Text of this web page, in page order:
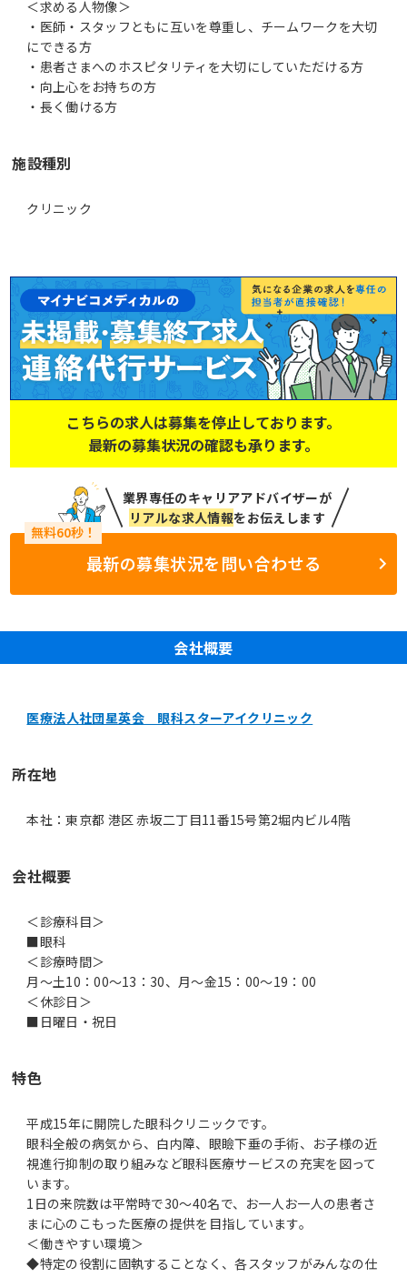
＜求める人物像＞
・医師・スタッフともに互いを尊重し、チームワークを大切
にできる方
・患者さまへのホスピタリティを大切にしていただける方
・向上心をお持ちの方
施設種別
クリニック
こちらの求人は募集を停止しております。
最新の募集状況の確認も承ります。
業界専任のキャリアアドバイザーが
リアルな求人情報をお伝えします
最新の募集状況を問い合わせる
会社概要
医療法人社団星英会 眼科スターアイクリニック
所在地
本社：東京都 港区 赤坂二丁目11番15号第2堀内ビル4階
会社概要
＜診療科目＞
■眼科
＜診療時間＞
月～土10：00～13：30、月～金15：00～19：00
＜休診日＞
■日曜日・祝日
特色
平成15年に開院した眼科クリニックです。
眼科全般の病気から、白内障、眼瞼下垂の手術、お子様の近
視進行抑制の取り組みなど眼科医療サービスの充実を図って
います。
1日の来院数は平常時で30～40名で、お一人お一人の患者さ
まに心のこもった医療の提供を目指しています。
＜働きやすい環境＞
◆特定の役割に固執することなく、各スタッフがみんなの仕